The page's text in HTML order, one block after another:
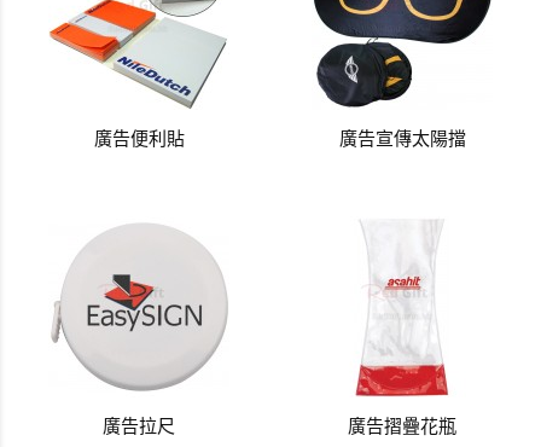
廣告便利貼 廣告宣傳太陽擋
廣告拉尺 廣告摺疊花瓶